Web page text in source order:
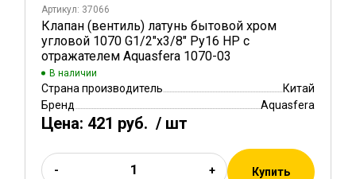
Артикул: 37066
Клапан (вентиль) латунь бытовой хром
угловой 1070 G1/2"х3/8" Ру16 НР с
отражателем Aquasfera 1070-03
В наличии
Страна производитель
Китай
Бренд
Aquasfera
Цена: 421 руб. / шт
- + Купить